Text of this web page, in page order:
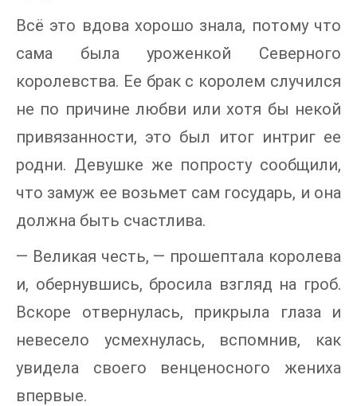
Всё это вдова хорошо знала, потому что
сама была уроженкой Северного
королевства. Ее брак с королем случился
не по причине любви или хотя бы некой
привязанности, это был итог интриг ее
родни. Девушке же попросту сообщили,
что замуж ее возьмет сам государь, и она
должна быть счастлива.
— Великая честь, — прошептала королева
и, обернувшись, бросила взгляд на гроб.
Вскоре отвернулась, прикрыла глаза и
невесело усмехнулась, вспомнив, как
увидела своего венценосного жениха
впервые.